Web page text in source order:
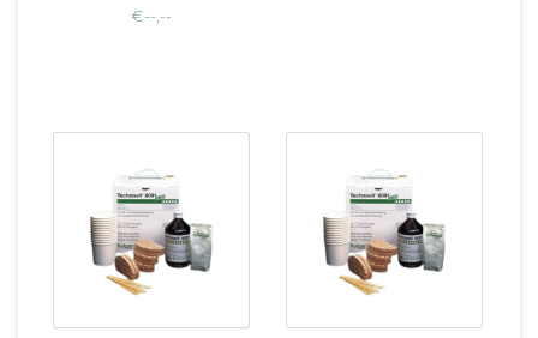
€--,--